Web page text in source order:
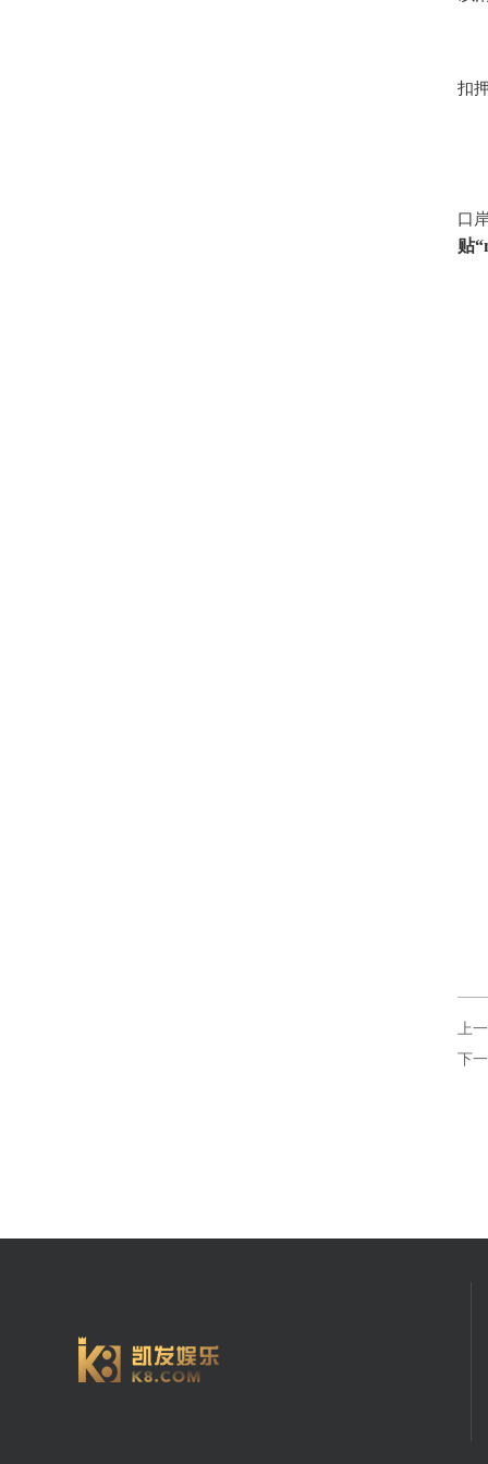
扣
口
贴
上
下